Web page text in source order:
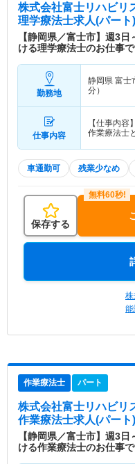
株式会社富士リハビリ
理学療法士求人(パート)
【静岡県／富士市】週3
ける理学療法士のお仕事
勤務地
静岡県 富士
分）
仕事内容
【仕事内
作業療法士
車通勤可 残業少なめ
保存する
作業療法士 パート
株式会社富士リハビリ
作業療法士求人(パート)
【静岡県／富士市】週3
ける作業療法士のお仕事